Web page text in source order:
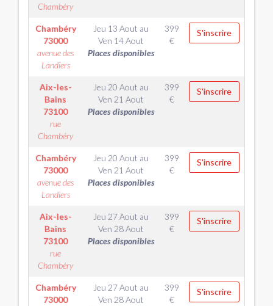
Chambéry
Chambéry
73000
avenue des
Landiers
Jeu 13 Aout au
Ven 14 Aout
Places disponibles
399
€
S'inscrire
Aix-les-
Bains
73100
rue
Chambéry
Jeu 20 Aout au
Ven 21 Aout
Places disponibles
399
€
S'inscrire
Chambéry
73000
avenue des
Landiers
Jeu 20 Aout au
Ven 21 Aout
Places disponibles
399
€
S'inscrire
Aix-les-
Bains
73100
rue
Chambéry
Jeu 27 Aout au
Ven 28 Aout
Places disponibles
399
€
S'inscrire
Chambéry
73000
Jeu 27 Aout au
Ven 28 Aout
399
€
S'inscrire